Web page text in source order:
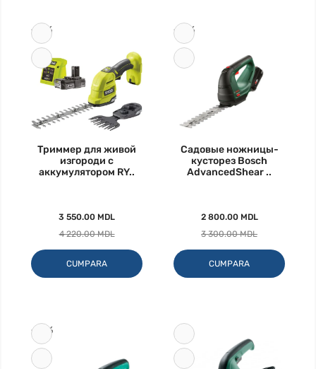
-16%
Триммер для живой
изгороди с
аккумулятором RY..
3 550.00 MDL
4 220.00 MDL
CUMPARA
-15%
Садовые ножницы-
кусторез Bosch
AdvancedShear ..
2 800.00 MDL
3 300.00 MDL
CUMPARA
-10%